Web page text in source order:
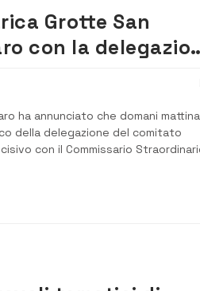
Grotte San
con la
“Ricorso
ha annunciato che domani
della delegazione del comitato
con il Commissario
della Regione che,